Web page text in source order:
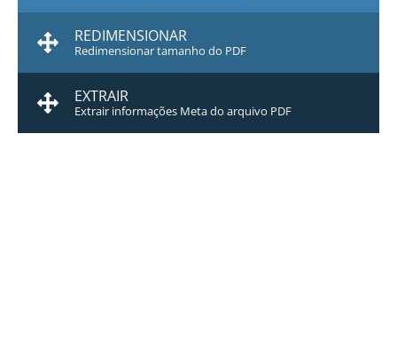
REDIMENSIONAR
Redimensionar tamanho do PDF
EXTRAIR
Extrair informações Meta do arquivo PDF